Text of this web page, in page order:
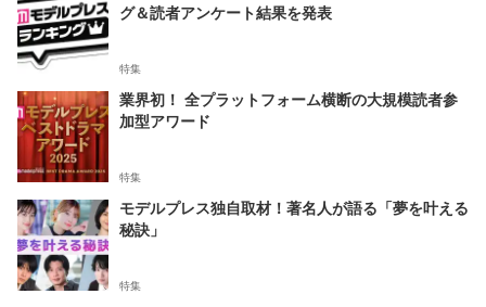
グ＆読者アンケート結果を発表
特集
業界初！ 全プラットフォーム横断の大規模読者参
加型アワード
特集
モデルプレス独自取材！著名人が語る「夢を叶える
秘訣」
特集